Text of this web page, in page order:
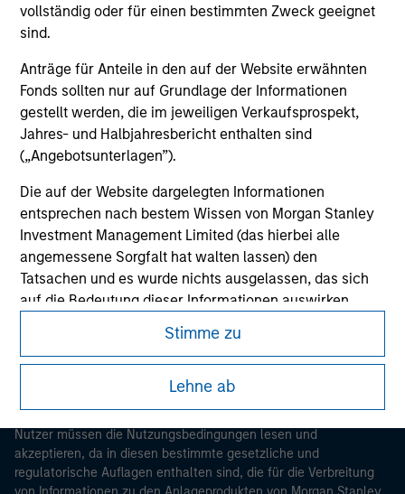
vollständig oder für einen bestimmten Zweck geeignet
sind.
Anträge für Anteile in den auf der Website erwähnten
Fonds sollten nur auf Grundlage der Informationen
gestellt werden, die im jeweiligen Verkaufsprospekt,
Jahres- und Halbjahresbericht enthalten sind
(„Angebotsunterlagen”).
Die auf der Website dargelegten Informationen
entsprechen nach bestem Wissen von Morgan Stanley
Investment Management Limited (das hierbei alle
angemessene Sorgfalt hat walten lassen) den
Tatsachen und es wurde nichts ausgelassen, das sich
auf die Bedeutung dieser Informationen auswirken
könnte. Morgan Stanley Investment Management und
seine verbundenen Unternehmen haften jedoch weder
für die Richtigkeit dieser Informationen noch für Fehler
oder Auslassungen durch Dritte.
verhindern, gelten für im Finanzsektor tätige Personen
besondere Verpflichtungen. Vor diesem Hintergrund ist
ein Verfahren zur Identifizierung von Fondszeichnern
Stimme zu
Lehne ab
Morgan Stanley
Morgan Stanley Careers
Nutzer müssen die Nutzungsbedingungen lesen und
akzeptieren, da in diesen bestimmte gesetzliche und
regulatorische Auflagen enthalten sind, die für die Verbreitung